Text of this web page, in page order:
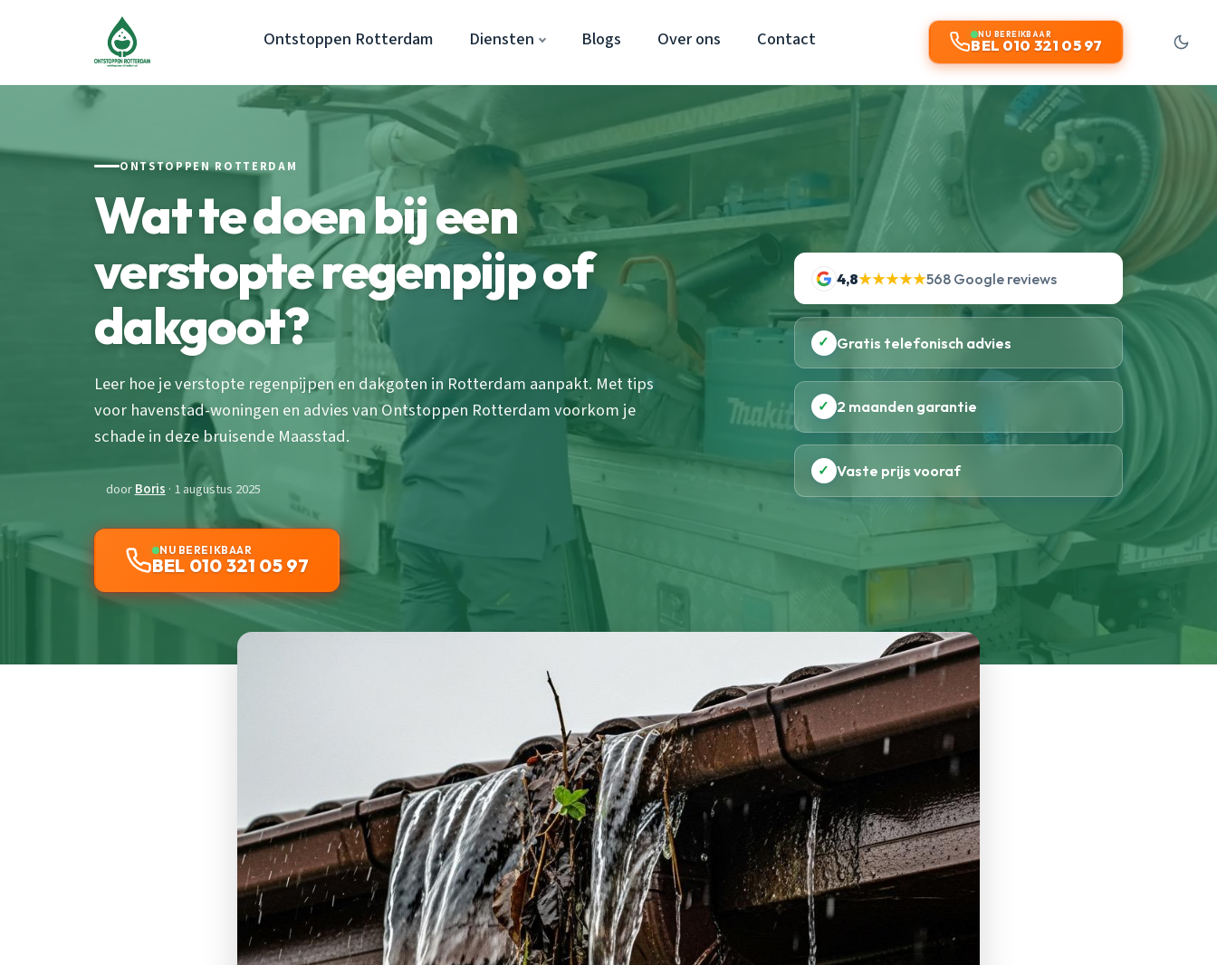
Ontstoppen Rotterdam Diensten Blogs Over ons Contact NU BEREIKBAAR
BEL 010 321 05 97
ONTSTOPPEN ROTTERDAM
Wat te doen bij een
verstopte regenpijp of
dakgoot?
Leer hoe je verstopte regenpijpen en dakgoten in Rotterdam aanpakt. Met tips
voor havenstad-woningen en advies van Ontstoppen Rotterdam voorkom je
schade in deze bruisende Maasstad.
doorBoris · 1 augustus 2025
NU BEREIKBAAR
BEL 010 321 05 97
4,8★★★★★568 Google reviews
✓ Gratis telefonisch advies
✓ 2 maanden garantie
✓ Vaste prijs vooraf